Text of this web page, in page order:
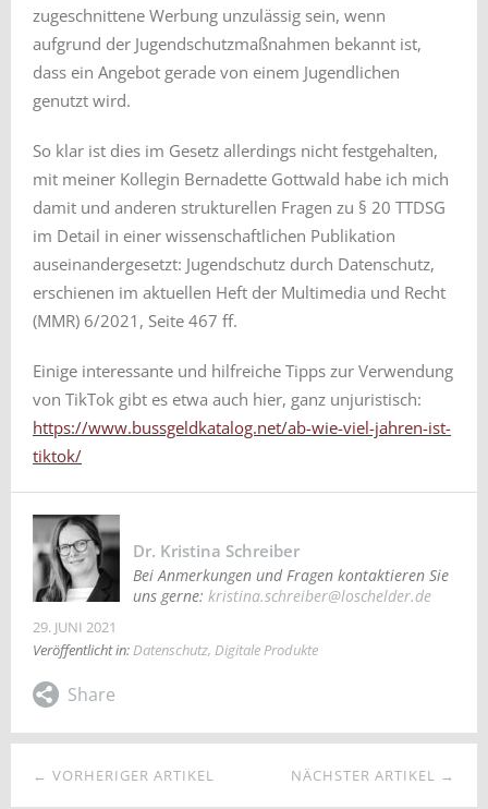
zugeschnittene Werbung unzulässig sein, wenn
aufgrund der Jugendschutzmaßnahmen bekannt ist,
dass ein Angebot gerade von einem Jugendlichen
genutzt wird.
So klar ist dies im Gesetz allerdings nicht festgehalten,
mit meiner Kollegin Bernadette Gottwald habe ich mich
damit und anderen strukturellen Fragen zu § 20 TTDSG
im Detail in einer wissenschaftlichen Publikation
auseinandergesetzt: Jugendschutz durch Datenschutz,
erschienen im aktuellen Heft der Multimedia und Recht
(MMR) 6/2021, Seite 467 ff.
Einige interessante und hilfreiche Tipps zur Verwendung
von TikTok gibt es etwa auch hier, ganz unjuristisch:
https://www.bussgeldkatalog.net/ab-wie-viel-jahren-ist-
tiktok/
Dr. Kristina Schreiber
Bei Anmerkungen und Fragen kontaktieren Sie
uns gerne: kristina.schreiber@loschelder.de
29. JUNI 2021
Veröffentlicht in:Datenschutz, Digitale Produkte
NÄCHSTER ARTIKEL →
← VORHERIGER ARTIKEL